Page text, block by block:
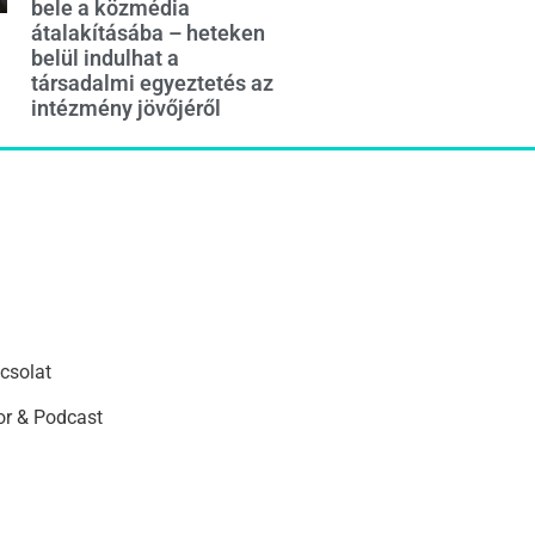
bele a közmédia
átalakításába – heteken
belül indulhat a
társadalmi egyeztetés az
intézmény jövőjéről
& Podcast